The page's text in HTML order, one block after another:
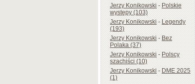
Jerzy Konikowski-Polskie
występy (103)
Jerzy Konikowski-Legendy
(193)
Jerzy Konikowski-Bez
Polaka (37)
Jerzy Konikowski-Polscy
szachiści (10)
Jerzy Konikowski-DME 2025
(1)